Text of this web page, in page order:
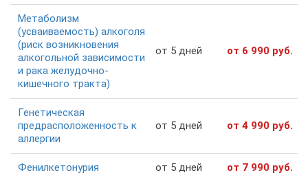
Метаболизм
(усваиваемость) алкоголя
(риск возникновения
алкогольной зависимости
и рака желудочно-
кишечного тракта)
от 5 дней от 6 990 руб.
Генетическая
предрасположенность к
аллергии
от 5 дней от 4 990 руб.
Фенилкетонурия от 5 дней от 7 990 руб.